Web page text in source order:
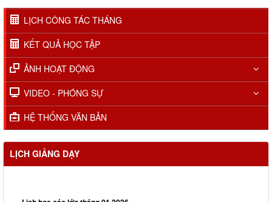
LỊCH CÔNG TÁC THÁNG
KẾT QUẢ HỌC TẬP
ẢNH HOẠT ĐỘNG
VIDEO - PHÓNG SỰ
HỆ THỐNG VĂN BẢN
LỊCH GIẢNG DẠY